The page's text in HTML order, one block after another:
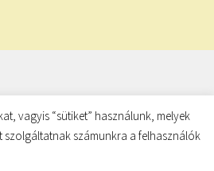
vagyis “sütiket” használunk, melyek
szolgáltatnak számunkra a felhasználók